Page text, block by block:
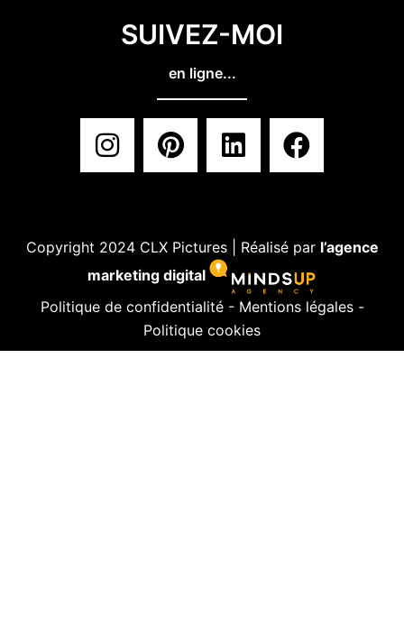
SUIVEZ-MOI
en ligne...
Copyright 2024 CLX Pictures | Réalisé par l’agence
marketing digital
Politique de confidentialité - Mentions légales -
Politique cookies